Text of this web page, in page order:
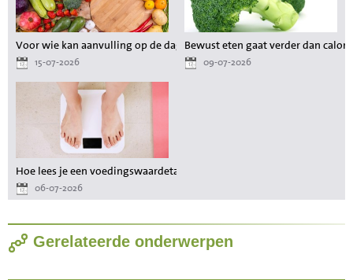
Voor wie kan aanvulling op de dagelijkse voeding waardevol zijn?
15-07-2026
Bewust eten gaat verder dan
09-07-2026
Hoe lees je een voedingswaardetabel als je wilt afvallen?
06-07-2026
Gerelateerde onderwerpen